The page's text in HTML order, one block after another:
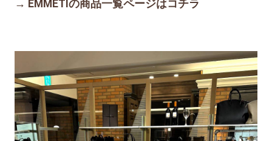
→ EMMETIの商品一覧ページはコチラ